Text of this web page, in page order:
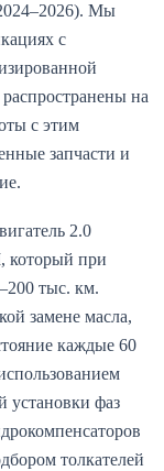
Мы
с
на
с этим
запчасти и
2.0
который при
тыс. км.
замене масла,
каждые 60
установки фаз
толкателей